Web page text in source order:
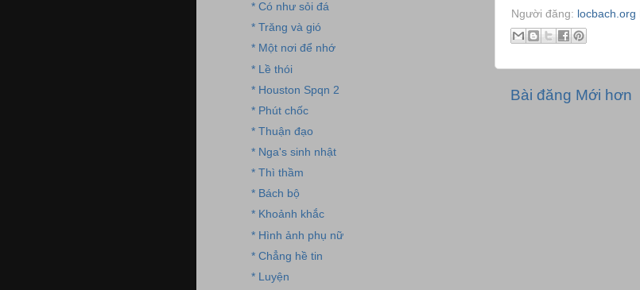
Người đăng: locbach.org
Bài đăng Mới hơn
* Có như sỏi đá
* Trăng và gió
* Một nơi để nhớ
* Lề thói
* Houston Spqn 2
* Phút chốc
* Thuận đạo
* Nga's sinh nhật
* Thì thầm
* Bách bộ
* Khoảnh khắc
* Hình ảnh phụ nữ
* Chẳng hề tin
* Luyện